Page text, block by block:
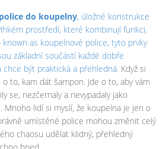
police do koupelny, úložné konstrukce
prostředí, které kombinují funkci,
known as koupelnové police, tyto prvky
základní součástí každé dobře
chce být praktická a přehledná. Když si
to, kam dát šampon. Jde o to, aby vám
se, nezčernaly a nevypadaly jako
Mnoho lidí si myslí, že koupelna je jen o
umístěné police mohou změnit celý
chaosu udělat klidný, přehledný